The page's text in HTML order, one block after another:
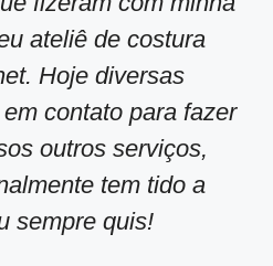
ateliê de costura
Hoje diversas
contato para fazer
outros serviços,
tem tido a
sempre quis!